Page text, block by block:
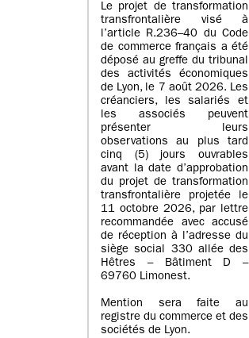
Le projet de transformation
transfrontalière visé à
l’article R.236–40 du Code
de commerce français a été
déposé au greffe du tribunal
des activités économiques
de Lyon, le 7 août 2026. Les
créanciers, les salariés et
les associés peuvent
présenter leurs
observations au plus tard
cinq (5) jours ouvrables
avant la date d’approbation
du projet de transformation
transfrontalière projetée le
11 octobre 2026, par lettre
recommandée avec accusé
de réception à l’adresse du
siège social 330 allée des
Hêtres – Bâtiment D –
69760 Limonest.
Mention sera faite au
registre du commerce et des
sociétés de Lyon.